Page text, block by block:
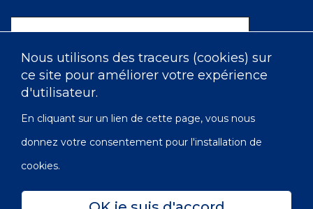
Nous utilisons des traceurs (cookies) sur
ce site pour améliorer votre expérience
d'utilisateur.
En cliquant sur un lien de cette page, vous nous
donnez votre consentement pour l'installation de
cookies.
Nom
Courriel